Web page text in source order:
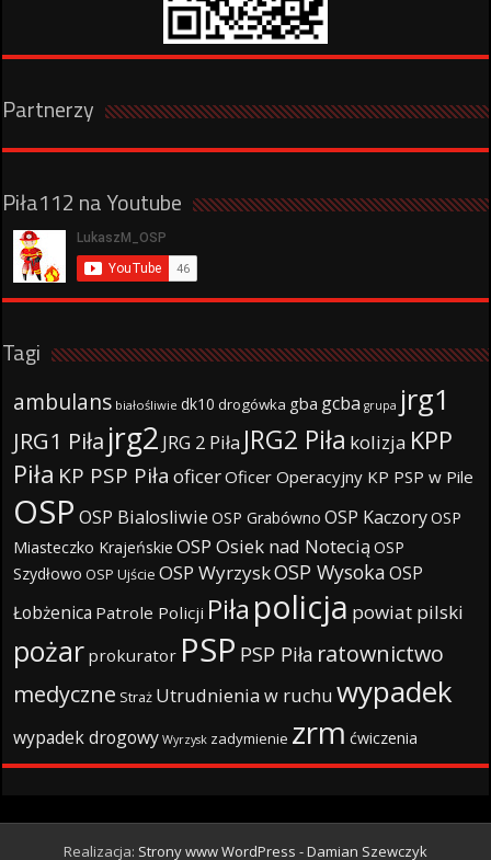
Partnerzy
Piła112 na Youtube
Tagi
ambulans białośliwie dk10 drogówka gba gcba grupa jrg1
JRG1 Piła jrg2 JRG 2 Piła JRG2 Piła kolizja KPP
Piła KP PSP Piła oficerOficer Operacyjny KP PSP w Pile
OSP OSP Bialosliwie OSP Grabówno OSP KaczoryOSP
Miasteczko Krajeńskie OSP Osiek nad Notecią OSP
Szydłowo OSP Ujście OSP WyrzyskOSP WysokaOSP
Łobżenica Patrole Policji Piła policja powiat pilski
pożar prokurator PSP PSP Piła ratownictwo
medyczne Straż Utrudnienia w ruchu wypadek
wypadek drogowy Wyrzysk zadymienie zrm ćwiczenia
Realizacja: Strony www WordPress - Damian Szewczyk